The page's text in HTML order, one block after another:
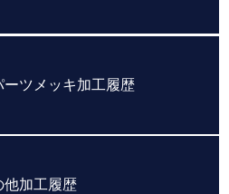
ーツメッキ加工履歴
他加工履歴